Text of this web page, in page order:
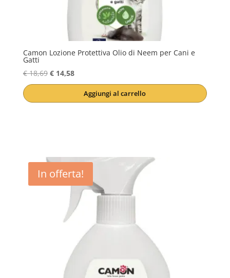
Camon Lozione Protettiva Olio di Neem per Cani e
Gatti
€18,69 Il
prezzo
€14,58Il
prezzo
attuale
Aggiungi al carrello
In offerta!